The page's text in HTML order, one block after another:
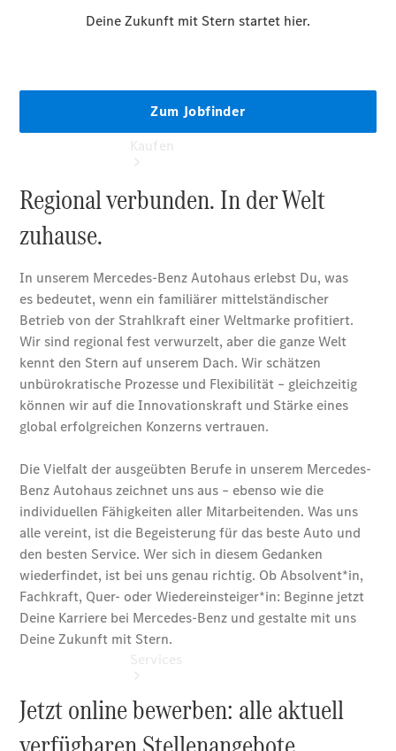
Übersicht
Gebrauchtwagensuche
Junge
Sterne
Junge
Sterne -
elektrisch
Mercedes-
Benz
Store